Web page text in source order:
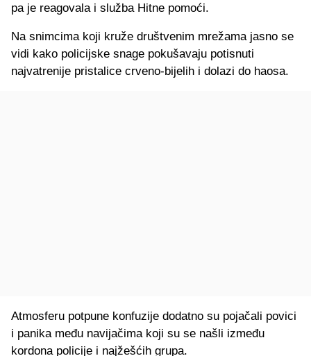
pa je reagovala i služba Hitne pomoći.
Na snimcima koji kruže društvenim mrežama jasno se
vidi kako policijske snage pokušavaju potisnuti
najvatrenije pristalice crveno-bijelih i dolazi do haosa.
Atmosferu potpune konfuzije dodatno su pojačali povici
i panika među navijačima koji su se našli između
kordona policije i najžešćih grupa.